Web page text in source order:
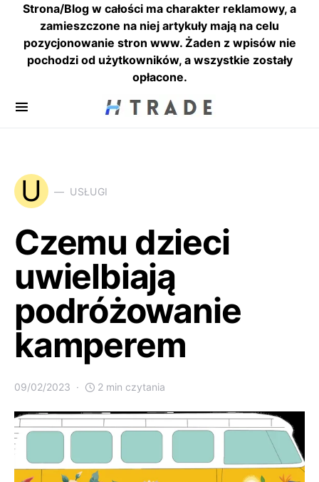
Strona/Blog w całości ma charakter reklamowy, a
zamieszczone na niej artykuły mają na celu
pozycjonowanie stron www. Żaden z wpisów nie
pochodzi od użytkowników, a wszystkie zostały
opłacone.
U USŁUGI
Czemu dzieci
uwielbiają
podróżowanie
kamperem
09/02/2023 2 min czytania